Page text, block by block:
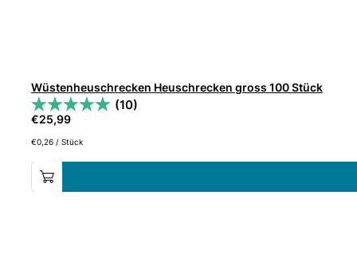
Wüstenheuschrecken Heuschrecken gross 100 Stück
(10)
€25,99
€0,26 /Stück